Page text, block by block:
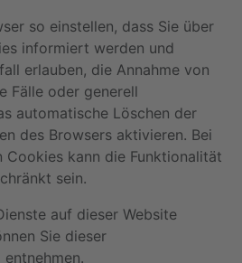
so einstellen, dass Sie über
informiert werden und
erlauben, die Annahme von
Fälle oder generell
automatische Löschen der
des Browsers aktivieren. Bei
kann die Funktionalität
sein.
auf dieser Website
Sie dieser